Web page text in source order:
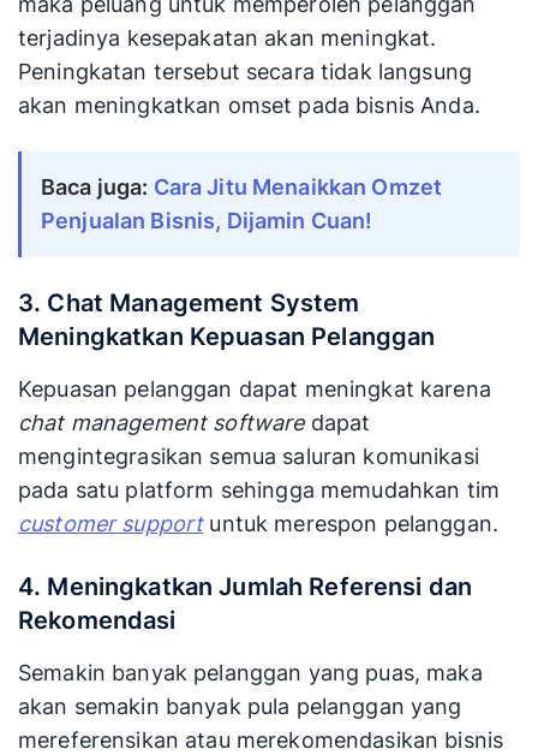
terjadinya kesepakatan akan meningkat.
Peningkatan tersebut secara tidak langsung
akan meningkatkan omset pada bisnis Anda.
Baca juga: Cara Jitu Menaikkan Omzet
Penjualan Bisnis, Dijamin Cuan!
3. Chat Management System
Meningkatkan Kepuasan Pelanggan
Kepuasan pelanggan dapat meningkat karena
chat management softwaredapat
mengintegrasikan semua saluran komunikasi
pada satu platform sehingga memudahkan tim
customer supportuntuk merespon pelanggan.
4. Meningkatkan Jumlah Referensi dan
Rekomendasi
Semakin banyak pelanggan yang puas, maka
akan semakin banyak pula pelanggan yang
mereferensikan atau merekomendasikan bisnis